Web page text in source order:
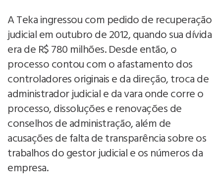
A Teka ingressou com pedido de recuperação
judicial em outubro de 2012, quando sua dívida
era de R$ 780 milhões. Desde então, o
processo contou com o afastamento dos
controladores originais e da direção, troca de
administrador judicial e da vara onde corre o
processo, dissoluções e renovações de
conselhos de administração, além de
acusações de falta de transparência sobre os
trabalhos do gestor judicial e os números da
empresa.